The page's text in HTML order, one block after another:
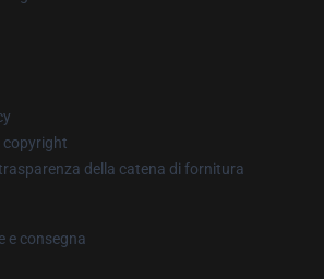
copyright
della catena di fornitura
e consegna